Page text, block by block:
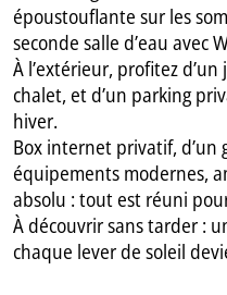
époustouflante sur les
seconde salle d’eau avec
À l’extérieur, profitez
chalet, et d’un parking
hiver.
Box internet privatif, d’un
équipements modernes,
absolu : tout est réuni
À découvrir sans tarder :
chaque lever de soleil